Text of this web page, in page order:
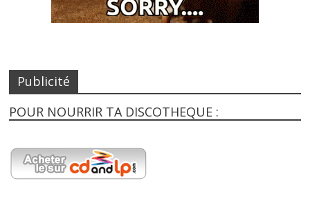
Publicité
POUR NOURRIR TA DISCOTHEQUE :